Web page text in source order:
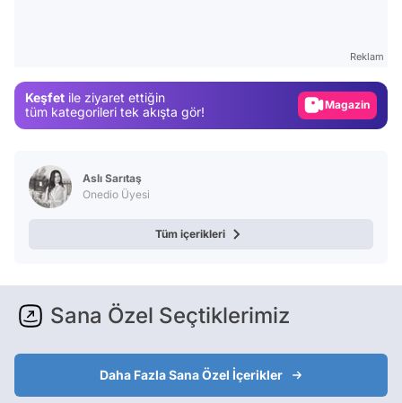
Reklam
Keşfet ile ziyaret ettiğin
tüm kategorileri tek akışta gör!
Video
Aslı Sarıtaş
Onedio Üyesi
Tüm içerikleri
Sana Özel Seçtiklerimiz
Daha Fazla Sana Özel İçerikler